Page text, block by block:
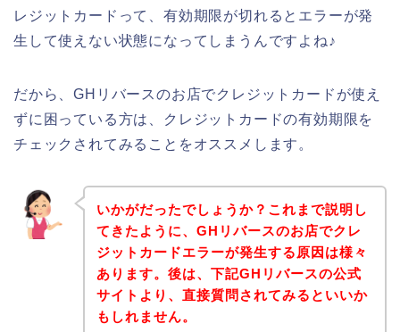
レジットカードって、有効期限が切れるとエラーが発
生して使えない状態になってしまうんですよね♪
だから、GHリバースのお店でクレジットカードが使え
ずに困っている方は、クレジットカードの有効期限を
チェックされてみることをオススメします。
いかがだったでしょうか？これまで説明し
てきたように、GHリバースのお店でクレ
ジットカードエラーが発生する原因は様々
あります。後は、下記GHリバースの公式
サイトより、直接質問されてみるといいか
もしれません。